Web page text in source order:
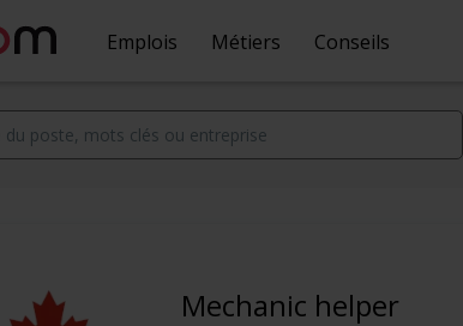
Emplois Métiers Conseils
Mechanic helper